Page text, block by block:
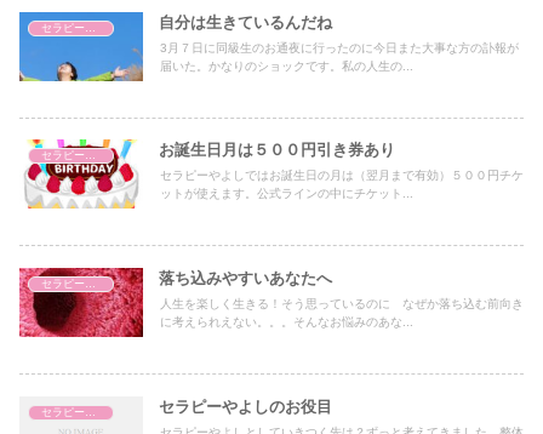
自分は生きているんだね
3月７日に同級生のお通夜に行ったのに今日また大事な方の訃報が
届いた。かなりのショックです。私の人生の...
セラピーやよし お誕生日月は５００円引き券あり
セラピーやよしではお誕生日の月は（翌月まで有効）５００円チケ
ットが使えます。公式ラインの中にチケット...
セラピーやよし 落ち込みやすいあなたへ
人生を楽しく生きる！そう思っているのに なぜか落ち込む前向き
に考えられえない。。。そんなお悩みのあな...
セラピーやよしのお役目